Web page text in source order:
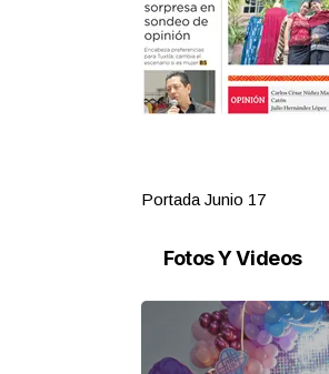
Portada Junio 17
Fotos Y Videos